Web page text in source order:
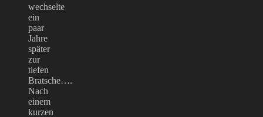
wechselte
ein
paar
Jahre
später
zur
tiefen
Bratsche….
Nach
einem
kurzen